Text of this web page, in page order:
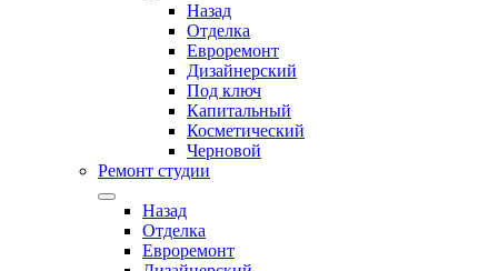
Назад
Отделка
Евроремонт
Дизайнерский
Под ключ
Капитальный
Косметический
Черновой
Ремонт студии
Назад
Отделка
Евроремонт